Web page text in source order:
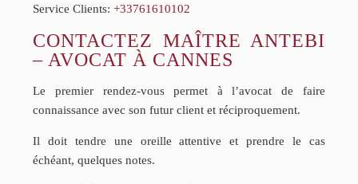
Service Clients: +33761610102
CONTACTEZ MAÎTRE ANTEBI
– AVOCAT À CANNES
Le premier rendez-vous permet à l’avocat de faire
connaissance avec son futur client et réciproquement.
Il doit tendre une oreille attentive et prendre le cas
échéant, quelques notes.